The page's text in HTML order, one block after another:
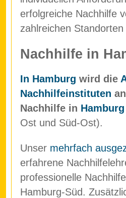
erfolgreiche Nachhilfe
zahlreichen
Nachhilfe in
In Hamburg wird die
Nachhilfeinstituten
Nachhilfe in
Ost und Süd-Ost).
Unser mehrfach
erfahrene
professionelle
Hamburg-Süd.